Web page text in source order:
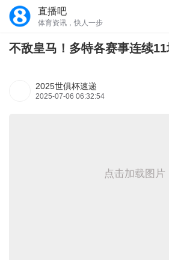
直播吧
体育资讯，快人一步
不敌皇马！多特各赛事连续
2025世俱杯速递
2025-07-06 06:32:54
点击加载图片